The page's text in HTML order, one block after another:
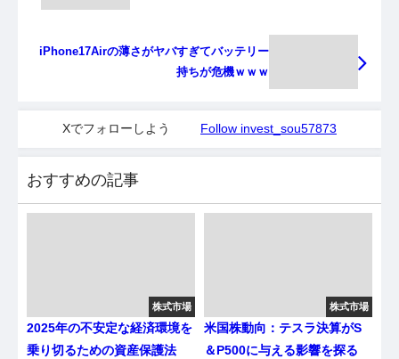
iPhone17Airの薄さがヤバすぎてバッテリー
持ちが危機ｗｗｗ
Xでフォローしよう Follow invest_sou57873
おすすめの記事
株式市場
2025年の不安定な経済環境を
乗り切るための資産保護法
株式市場
米国株動向：テスラ決算がS
＆P500に与える影響を探る